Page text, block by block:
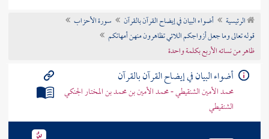
تراجم الأعلام
الرئيسية أضواء البيان في إيضاح القرآن بالقرآن
سورة الأحزاب
قوله تعالى وما جعل أزواجكم اللائي تظاهرون منهن أمهاتكم
ظاهر من نسائه الأربع بكلمة واحدة
أضواء البيان في إيضاح القرآن بالقرآن
محمد الأمين الشنقيطي - محمد الأمين بن محمد بن المختار الجنكي
الشنقيطي